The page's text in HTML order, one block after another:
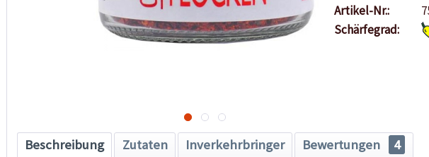
Artikel-Nr.:
Schärfegrad:
Beschreibung Zutaten Inverkehrbringer Bewertungen 4